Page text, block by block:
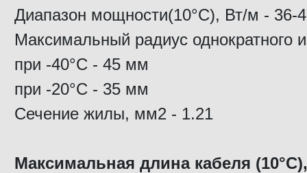
Диапазон мощности(10°С), Вт/м - 36-
Максимальный радиус однократного
при -40°С - 45 мм
при -20°С - 35 мм
Сечение жилы, мм2 - 1.21
Максимальная длина кабеля